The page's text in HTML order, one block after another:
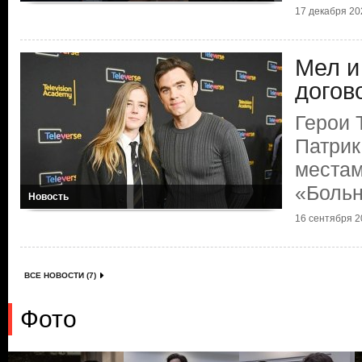
17 декабря
Новость
Мел
Герои
16 сентября
ВСЕ НОВОСТИ (7)
Фото